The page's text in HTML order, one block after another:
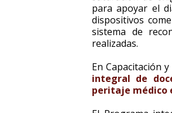
para apoyar el
dispositivos
sistema de
realizadas.
En Capacitación
integral de
peritaje médico